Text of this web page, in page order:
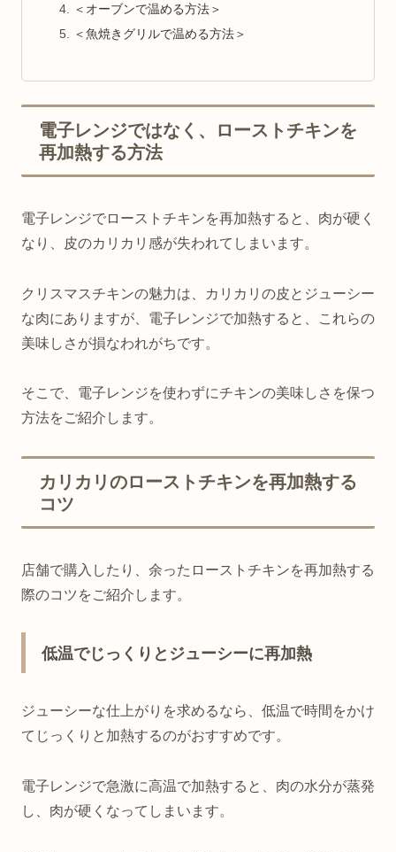
＜オーブンで温める方法＞
＜魚焼きグリルで温める方法＞
電子レンジではなく、ローストチキンを
再加熱する方法
電子レンジでローストチキンを再加熱すると、肉が硬く
なり、皮のカリカリ感が失われてしまいます。
クリスマスチキンの魅力は、カリカリの皮とジューシー
な肉にありますが、電子レンジで加熱すると、これらの
美味しさが損なわれがちです。
そこで、電子レンジを使わずにチキンの美味しさを保つ
方法をご紹介します。
カリカリのローストチキンを再加熱する
コツ
店舗で購入したり、余ったローストチキンを再加熱する
際のコツをご紹介します。
低温でじっくりとジューシーに再加熱
ジューシーな仕上がりを求めるなら、低温で時間をかけ
てじっくりと加熱するのがおすすめです。
電子レンジで急激に高温で加熱すると、肉の水分が蒸発
し、肉が硬くなってしまいます。